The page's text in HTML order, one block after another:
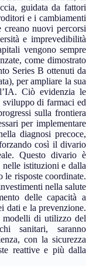
guidata da fattori
e i cambiamenti
creano nuovi percorsi
e imprevedibilità
vengono sempre
come dimostrato
Series B ottenuti da
per ampliare la sua
Ciò evidenzia le
sviluppo di farmaci ed
sulla frontiera
per implementare
diagnosi precoce,
così il divario
Questo divario è
nelle istituzioni e dalla
le risposte coordinate.
nella salute
delle capacità a
dati e la prevenzione.
modelli di utilizzo del
sanitari, saranno
con la sicurezza
reattive e più dalla